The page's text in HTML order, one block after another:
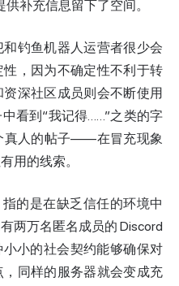
补充信息留下了空间。
钓鱼机器人运营者很少会
，因为不确定性不利于转
深社区成员则会不断使用
看到“我记得……”之类的字
真人的帖子——在冒充现象
用的线索。
的是在缺乏信任的环境中
两万名匿名成员的 Discord
小的社会契约能够确保对
同样的服务器就会变成充